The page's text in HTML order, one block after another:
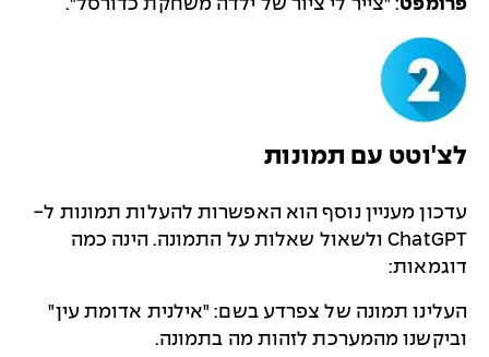
פרומפט: "צייר לי ציור של ילדה משחקת כדורסל".
לצ'וטט עם תמונות
עדכון מעניין נוסף הוא האפשרות להעלות תמונות ל-
ChatGPT ולשאול שאלות על התמונה. הינה כמה
דוגמאות:
העלינו תמונה של צפרדע בשם: "אילנית אדומת עין"
וביקשנו מהמערכת לזהות מה בתמונה.